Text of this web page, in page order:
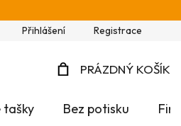
Přihlášení Registrace
PRÁZDNÝ KOŠÍK
tašky Bez potisku